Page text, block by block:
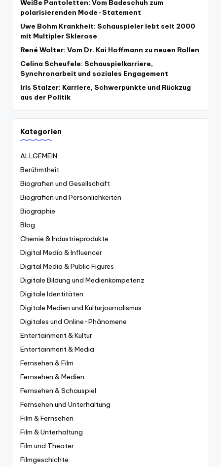
Weiße Pantoletten: Vom Badeschuh zum
polarisierenden Mode-Statement
Uwe Bohm Krankheit: Schauspieler lebt seit 2000
mit Multipler Sklerose
René Wolter: Vom Dr. Kai Hoffmann zu neuen Rollen
Celina Scheufele: Schauspielkarriere,
Synchronarbeit und soziales Engagement
Iris Stalzer: Karriere, Schwerpunkte und Rückzug
aus der Politik
Kategorien
ALLGEMEIN
Berühmtheit
Biografien und Gesellschaft
Biografien und Persönlichkeiten
Biographie
Blog
Chemie & Industrieprodukte
Digital Media & Influencer
Digital Media & Public Figures
Digitale Bildung und Medienkompetenz
Digitale Identitäten
Digitale Medien und Kulturjournalismus
Digitales und Online-Phänomene
Entertainment & Kultur
Entertainment & Media
Fernsehen & Film
Fernsehen & Medien
Fernsehen & Schauspiel
Fernsehen und Unterhaltung
Film & Fernsehen
Film & Unterhaltung
Film und Theater
Filmgeschichte